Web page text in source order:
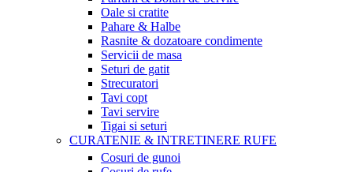
Oale si cratite
Pahare & Halbe
Rasnite & dozatoare condimente
Servicii de masa
Seturi de gatit
Strecuratori
Tavi copt
Tavi servire
Tigai si seturi
CURATENIE & INTRETINERE RUFE
Cosuri de gunoi